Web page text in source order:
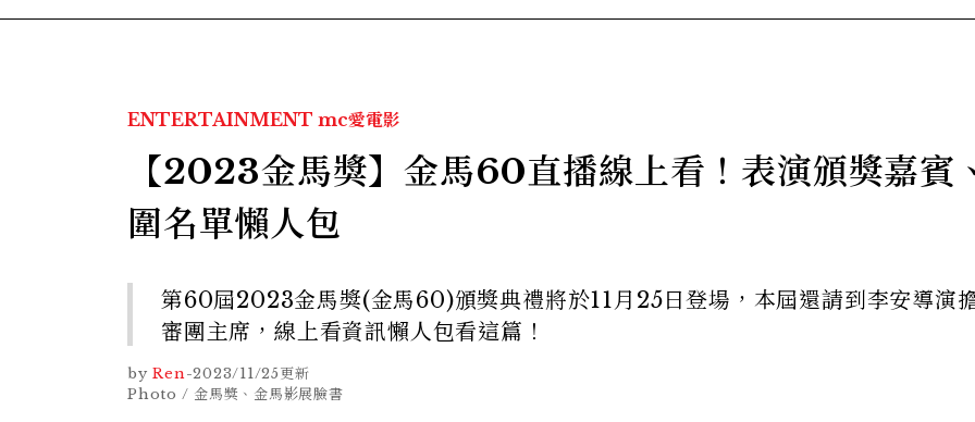
ENTERTAINMENT mc愛電影
【2023金馬獎】金馬60直播線上看！表演頒獎嘉賓
圍名單懶人包
第60屆2023金馬獎(金馬60)頒獎典禮將於11月25日登場，本屆還請到李安導演
審團主席，線上看資訊懶人包看這篇！
by Ren-2023/11/25更新
Photo / 金馬獎、金馬影展臉書